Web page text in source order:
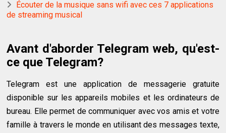
Écouter de la musique sans wifi avec ces 7 applications
de streaming musical
Avant d'aborder Telegram web, qu'est-
ce que Telegram?
Telegram est une application de messagerie gratuite
disponible sur les appareils mobiles et les ordinateurs de
bureau. Elle permet de communiquer avec vos amis et votre
famille à travers le monde en utilisant des messages texte,